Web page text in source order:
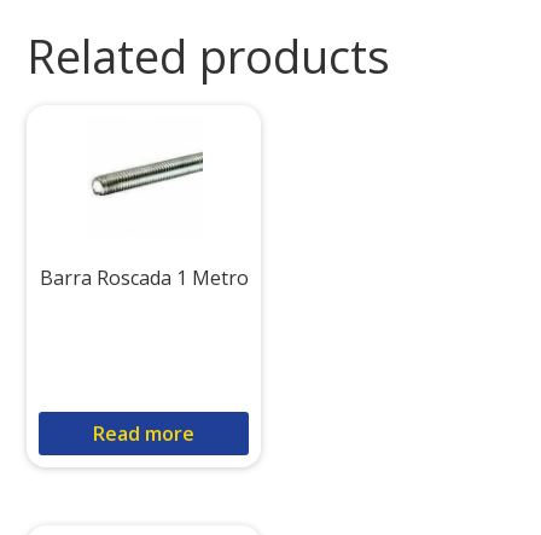
Related products
Barra Roscada 1 Metro
Read more